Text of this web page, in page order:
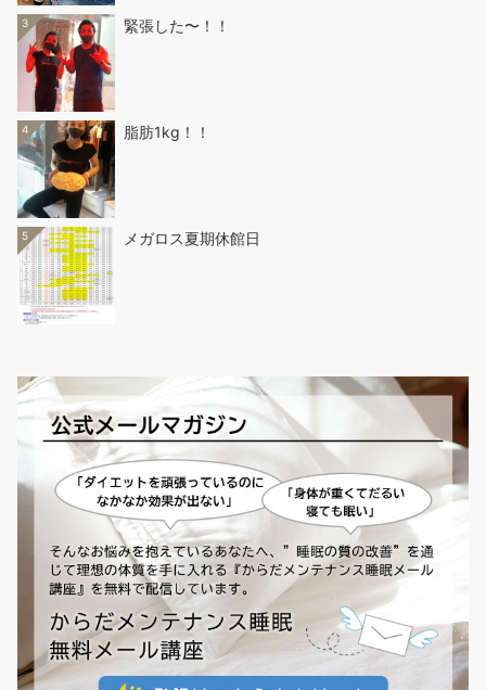
3 緊張した〜！！
4 脂肪1kg！！
5 メガロス夏期休館日